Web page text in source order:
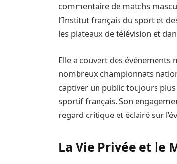
commentaire de matchs
l’Institut français du sport et
les plateaux de télévision et
Elle a couvert des événements
nombreux championnats
captiver un public toujours
sportif français. Son
regard critique et éclairé sur
La Vie Privée et le